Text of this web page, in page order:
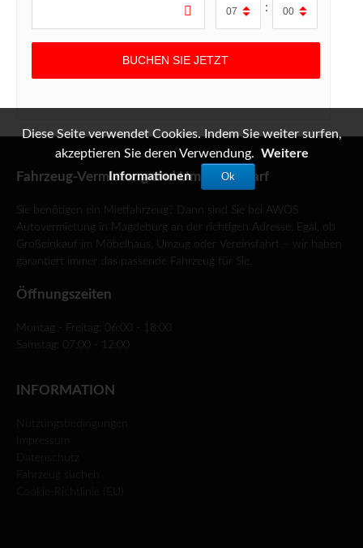
:
Fahrzeug-Vermietung und Umzugsbedarf
Sie benötigen ein Mietfahrzeug? Dann sind Sie bei AWOS
Autovermietung in Magdeburg an der richtigen Adresse. Egal, ob
Großeinkauf im Möbelhaus, Umzug oder Vereinsfahrt – wir haben
garantiert immer das passende Fahrzeug für Sie.
Öffnungszeiten
Montag - Freitag: 06:00 - 18:00
Samstag: 07:00 - 12:00
INFORMATION
Nutzungsbedingungen
Fahrzeug suchen
Cookie-Richtlinie (EU)
Diese Seite verwendet Cookies. Indem Sie weiter surfen,
akzeptieren Sie deren Verwendung. Weitere
Informationen
Ok